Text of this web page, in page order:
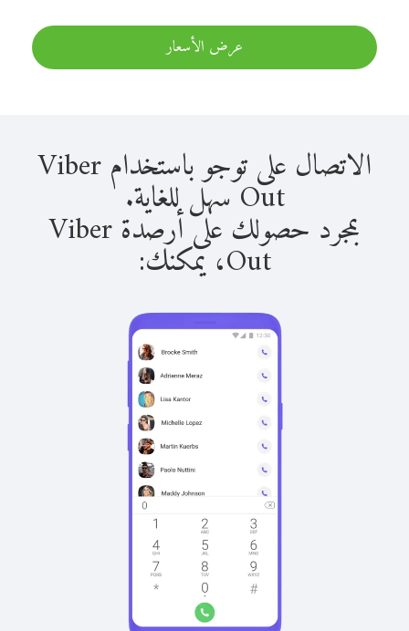
عرض الأسعار
الاتصال على توجو باستخدام Viber
Out سهل للغاية.
بمجرد حصولك على أرصدة Viber
Out، يمكنك: